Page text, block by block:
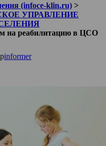
(infoce-klin.ru) >
УПРАВЛЕНИЕ
на реабилитацию в ЦСО
informer